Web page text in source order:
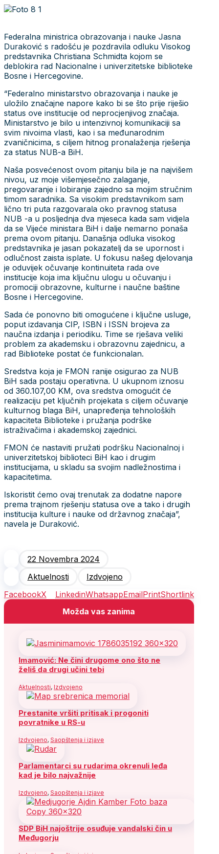
Federalna ministrica obrazovanja i nauke Jasna
Duraković s radošću je pozdravila odluku Visokog
predstavnika Christiana Schmidta kojom se
deblokira rad Nacionalne i univerzitetske biblioteke
Bosne i Hercegovine.
“Federalno ministarstvo obrazovanja i nauke je
uložilo značajne napore kako bi se što prije riješio
status ove institucije od neprocjenjivog značaja.
Ministarstvo je bilo u intenzivnoj komunikaciji sa
svim nivoima vlasti, kao i sa međunarodnim
zvaničnicima, s ciljem hitnog pronalaženja rješenja
za status NUB-a BiH.
Naša posvećenost ovom pitanju bila je na najvišem
nivou, uz moje višemjesečno zalaganje,
pregovaranje i lobiranje zajedno sa mojim stručnim
timom saradnika. Sa visokim predstavnikom sam
lično tri puta razgovarala oko pravnog statusa
NUB -a u posljednja dva mjeseca kada sam vidjela
da se Vijeće ministara BiH i dalje nemarno ponaša
prema ovom pitanju. Današnja odluka visokog
predstavnika je jasan pokazatelj da se upornost i
odlučnost zaista isplate. U fokusu našeg djelovanja
je oduvijek očuvanje kontinuiteta rada ove
institucije koja ima ključnu ulogu u očuvanju i
promociji obrazovne, kulturne i naučne baštine
Bosne i Hercegovine.
Sada će ponovno biti omogućene i ključne usluge,
poput izdavanja CIP, ISBN i ISSN brojeva za
naučna izdanja i periodiku. Time se rješava veliki
problem za akademsku i obrazovnu zajednicu, a
rad Biblioteke postat će funkcionalan.
Sredstva koja je FMON ranije osigurao za NUB
BiH sada postaju operativna. U ukupnom iznosu
od 360.107,00 KM, ova sredstva omogućit će
realizaciju pet ključnih projekata s ciljem očuvanje
kulturnog blaga BiH, unapređenja tehnoloških
kapaciteta Biblioteke i pružanja podrške
istraživačima i akademskoj zajednici.
FMON će nastaviti pružati podršku Nacionalnoj i
univerzitetskoj biblioteci BiH kao i drugim
institucijama, u skladu sa svojim nadležnostima i
kapacitetima.
Iskoristit ćemo ovaj trenutak za dodatne napore
prema trajnom rješenju statusa ove a tako i drugih
institucija kulture i nauke od državnog značaja”,
navela je Duraković.
22 Novembra 2024
Aktuelnosti
Izdvojeno
FacebookX LinkedinWhatsappEmailPrintShortlink
Možda vas zanima
Imamović: Ne čini drugome ono što ne
želiš da drugi učini tebi
Aktuelnosti, Izdvojeno
Prestanite vršiti pritisak i progoniti
povratnike u RS-u
Izdvojeno, Saopštenja i izjave
Parlamentarci su rudarima okrenuli leđa
kad je bilo najvažnije
Izdvojeno, Saopštenja i izjave
SDP BiH najoštrije osuđuje vandalski čin u
Međugorju